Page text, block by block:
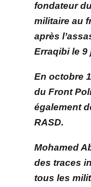
fondateur
militaire au
après
Erraqibi le 9
En octobre
du Front
également
RASD.
Mohamed
des traces
tous les